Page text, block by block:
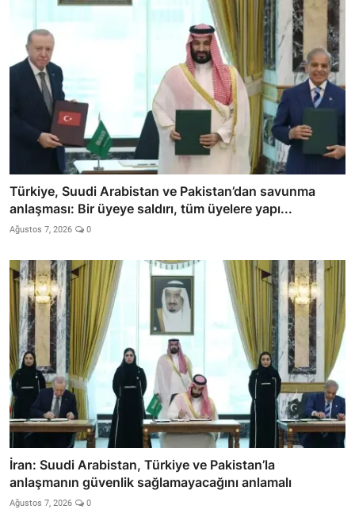
Türkiye, Suudi Arabistan ve Pakistan’dan savunma
anlaşması: Bir üyeye saldırı, tüm üyelere yapı...
Ağustos 7, 2026 0
İran: Suudi Arabistan, Türkiye ve Pakistan’la
anlaşmanın güvenlik sağlamayacağını anlamalı
Ağustos 7, 2026 0